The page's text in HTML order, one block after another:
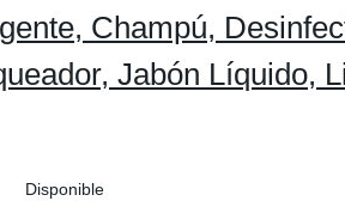
Champú,
Jabón Líquido,
Disponible